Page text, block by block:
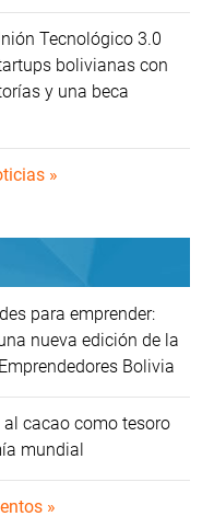
Tecnológico 3.0
bolivianas con
y una beca
»
para emprender:
nueva edición de la
Bolivia
cacao como tesoro
mundial
»